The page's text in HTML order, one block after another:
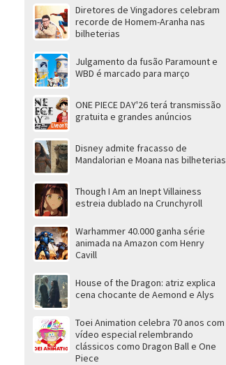
Diretores de Vingadores celebram
recorde de Homem-Aranha nas
bilheterias
Julgamento da fusão Paramount e
WBD é marcado para março
ONE PIECE DAY'26 terá transmissão
gratuita e grandes anúncios
Disney admite fracasso de
Mandalorian e Moana nas bilheterias
Though I Am an Inept Villainess
estreia dublado na Crunchyroll
Warhammer 40.000 ganha série
animada na Amazon com Henry
Cavill
House of the Dragon: atriz explica
cena chocante de Aemond e Alys
Toei Animation celebra 70 anos com
vídeo especial relembrando
clássicos como Dragon Ball e One
Piece